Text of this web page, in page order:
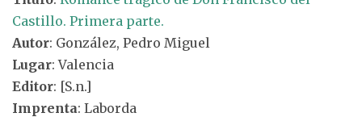
Castillo. Primera parte.
Autor: González, Pedro Miguel
Lugar: Valencia
Editor: [S.n.]
Imprenta: Laborda